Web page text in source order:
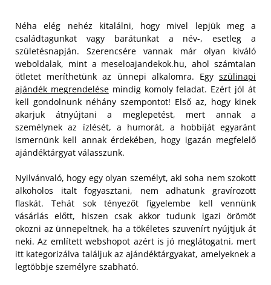
Néha elég nehéz kitalálni, hogy mivel lepjük meg a
családtagunkat vagy barátunkat a név-, esetleg a
születésnapján. Szerencsére vannak már olyan kiváló
weboldalak, mint a meseloajandekok.hu, ahol számtalan
ötletet meríthetünk az ünnepi alkalomra. Egy szülinapi
ajándék megrendelésemindig komoly feladat. Ezért jól át
kell gondolnunk néhány szempontot! Első az, hogy kinek
akarjuk átnyújtani a meglepetést, mert annak a
személynek az ízlését, a humorát, a hobbiját egyaránt
ismernünk kell annak érdekében, hogy igazán megfelelő
ajándéktárgyat válasszunk.
Nyilvánvaló, hogy egy olyan személyt, aki soha nem szokott
alkoholos italt fogyasztani, nem adhatunk gravírozott
flaskát. Tehát sok tényezőt figyelembe kell vennünk
vásárlás előtt, hiszen csak akkor tudunk igazi örömöt
okozni az ünnepeltnek, ha a tökéletes szuvenírt nyújtjuk át
neki. Az említett webshopot azért is jó meglátogatni, mert
itt kategorizálva találjuk az ajándéktárgyakat, amelyeknek a
legtöbbje személyre szabható.